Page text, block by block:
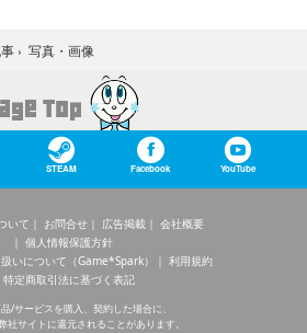
› 写真・画像
STEAM Facebook YouTube
いて お問合せ 広告掲載
会社概要
個人情報保護方針
いについて（Game*Spark）
利用規約
特定商取引法に基づく表記
/サービスを購入、契約した場合に、
社サイトに還元されることがあります。